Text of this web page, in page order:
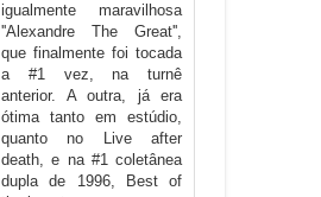
igualmente maravilhosa
''Alexandre The Great'',
que finalmente foi tocada
a #1 vez, na turnê
anterior. A outra, já era
ótima tanto em estúdio,
quanto no Live after
death, e na #1 coletânea
dupla de 1996, Best of